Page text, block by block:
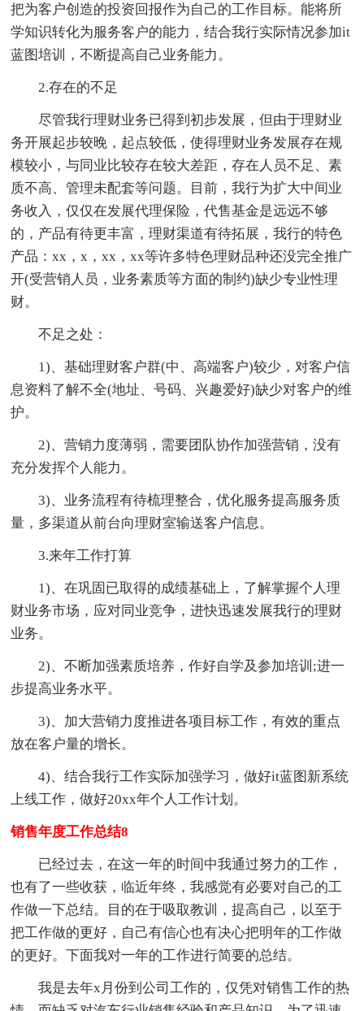
把为客户创造的投资回报作为自己的工作目标。能将所
学知识转化为服务客户的能力，结合我行实际情况参加it
蓝图培训，不断提高自己业务能力。
2.存在的不足
尽管我行理财业务已得到初步发展，但由于理财业
务开展起步较晚，起点较低，使得理财业务发展存在规
模较小，与同业比较存在较大差距，存在人员不足、素
质不高、管理未配套等问题。目前，我行为扩大中间业
务收入，仅仅在发展代理保险，代售基金是远远不够
的，产品有待更丰富，理财渠道有待拓展，我行的特色
产品：xx，x，xx，xx等许多特色理财品种还没完全推广
开(受营销人员，业务素质等方面的制约)缺少专业性理
财。
不足之处：
1)、基础理财客户群(中、高端客户)较少，对客户信
息资料了解不全(地址、号码、兴趣爱好)缺少对客户的维
护。
2)、营销力度薄弱，需要团队协作加强营销，没有
充分发挥个人能力。
3)、业务流程有待梳理整合，优化服务提高服务质
量，多渠道从前台向理财室输送客户信息。
3.来年工作打算
1)、在巩固已取得的成绩基础上，了解掌握个人理
财业务市场，应对同业竞争，进快迅速发展我行的理财
业务。
2)、不断加强素质培养，作好自学及参加培训;进一
步提高业务水平。
3)、加大营销力度推进各项目标工作，有效的重点
放在客户量的增长。
4)、结合我行工作实际加强学习，做好it蓝图新系统
上线工作，做好20xx年个人工作计划。
销售年度工作总结8
已经过去，在这一年的时间中我通过努力的工作，
也有了一些收获，临近年终，我感觉有必要对自己的工
作做一下总结。目的在于吸取教训，提高自己，以至于
把工作做的更好，自己有信心也有决心把明年的工作做
的更好。下面我对一年的工作进行简要的总结。
我是去年x月份到公司工作的，仅凭对销售工作的热